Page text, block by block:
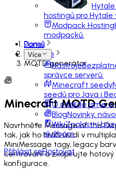
hostingů pro Hytale
Modpack Hosting
modpacků.
Panel
Více
Nástroje
správce serverů.
Minecraft seedy
seedů pro Java i
O násKdo jsme a
BlogNovinky,
WikiZnalostní
službám.
Přihlásit seHostovat
Domů
Nástroje
MOTD generátor
Minecraft MOTD
Navrhněte Message of the
tak, jak ho hráči uvidí v
MiniMessage tagy, legacy
centrování a zkopírujte hotový
konfigurace.